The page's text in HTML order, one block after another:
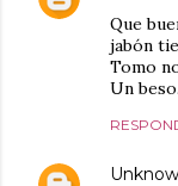
Que
jabón
Tomo
Un beso.